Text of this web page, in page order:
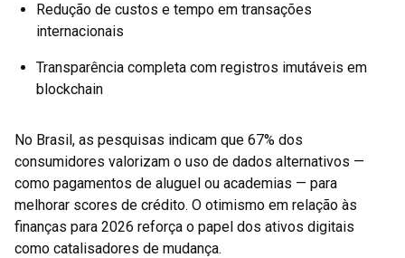
Redução de custos e tempo em transações
internacionais
Transparência completa com registros imutáveis em
blockchain
No Brasil, as pesquisas indicam que 67% dos
consumidores valorizam o uso de dados alternativos —
como pagamentos de aluguel ou academias — para
melhorar scores de crédito. O otimismo em relação às
finanças para 2026 reforça o papel dos ativos digitais
como catalisadores de mudança.